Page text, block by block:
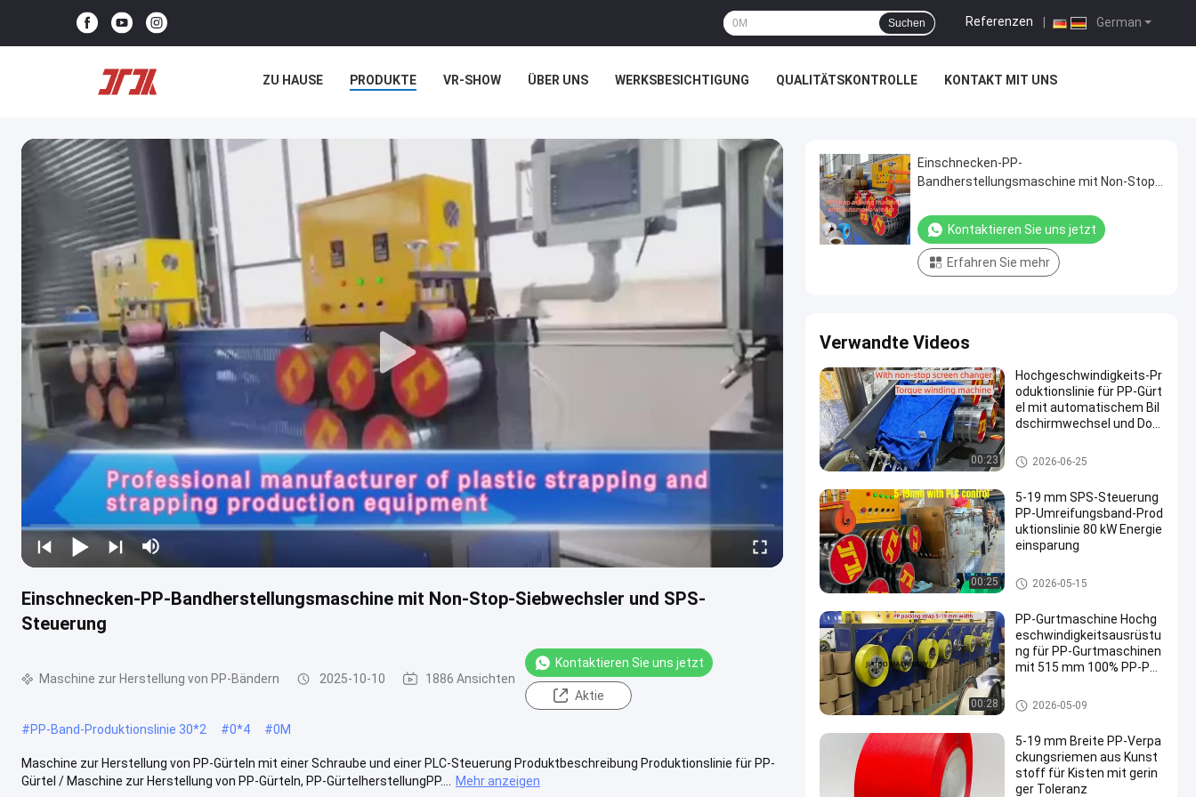
German
Referenzen
Suchen
ZU HAUSE PRODUKTE VR-SHOW ÜBER UNS WERKSBESICHTIGUNG QUALITÄTSKONTROLLE KONTAKT MIT UNS
Einschnecken-PP-Bandherstellungsmaschine mit Non-Stop-Siebwechsler und SPS-
Steuerung
Maschine zur Herstellung von PP-Bändern 2025-10-10 1886 Ansichten
Kontaktieren Sie uns jetzt
Aktie
#PP-Band-Produktionslinie 30*2 #0*4 #0M
Maschine zur Herstellung von PP-Gürteln mit einer Schraube und einer PLC-Steuerung Produktbeschreibung Produktionslinie für PP-
Gürtel / Maschine zur Herstellung von PP-Gürteln, PP-GürtelherstellungPP....
Mehr anzeigen
Einschnecken-PP-
Bandherstellungsmaschine mit Non-Stop-
Kontaktieren Sie uns jetzt
Erfahren Sie mehr
Verwandte Videos
00:23
Hochgeschwindigkeits-Pr
oduktionslinie für PP-Gürt
el mit automatischem Bil
dschirmwechsel und Dop
Maschine zur Herstellung von
PP-Bändern
2026-06-25
00:25
5-19 mm SPS-Steuerung
PP-Umreifungsband-Prod
uktionslinie 80 kW Energie
einsparung
Maschine zur Herstellung von
PP-Bändern
2026-05-15
00:28
PP-Gurtmaschine Hochg
eschwindigkeitsausrüstu
ng für PP-Gurtmaschinen
mit 515 mm 100% PP-Pol
Maschine zur Herstellung von
PP-Bändern
2026-05-09
5-19 mm Breite PP-Verpa
ckungsriemen aus Kunst
stoff für Kisten mit gerin
ger Toleranz